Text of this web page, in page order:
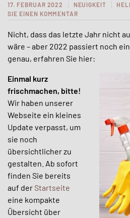
17. FEBRUAR 2022 NEUIGKEIT
SIE EINEN KOMMENTAR
Nicht, dass das letzte Jahr nicht
wäre – aber 2022 passiert noch
genau, erfahren Sie hier:
Einmal kurz
frischmachen, bitte!
Wir haben unserer
Webseite ein kleines
Update verpasst, um
sie noch
übersichtlicher zu
gestalten. Ab sofort
finden Sie bereits
auf der Startseite
eine kompakte
Übersicht über